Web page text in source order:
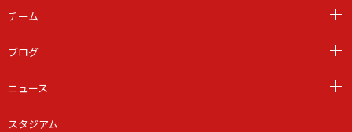
チーム
ブログ
ニュース
スタジアム